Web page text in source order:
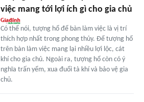
việc mang tới lợi ích gì cho gia chủ
Có thể nói, tượng hổ để bàn làm việc là vị trí
thích hợp nhất trong phong thủy. Để tượng hổ
trên bàn làm việc mang lại nhiều lợi lộc, cát
khí cho gia chủ. Ngoài ra, tượng hổ còn có ý
nghĩa trấn yểm, xua đuổi tà khí và bảo vệ gia
chủ.